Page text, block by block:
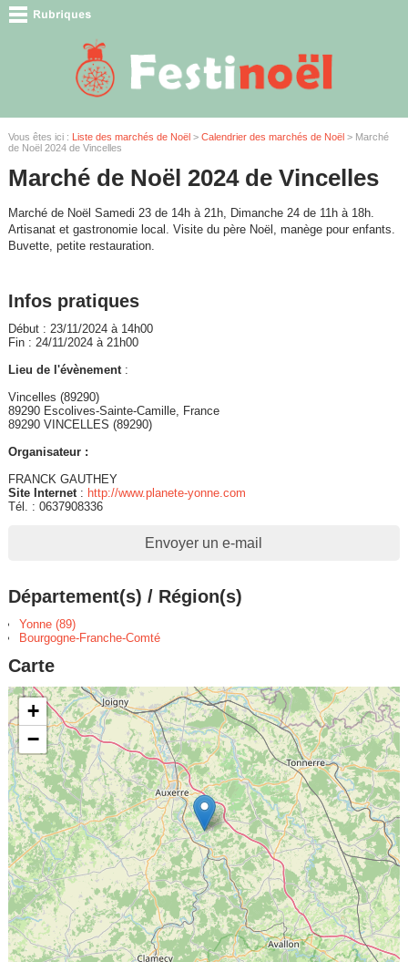
Vous êtes ici : Liste des marchés de Noël> Calendrier des marchés de Noël> Marché
de Noël 2024 de Vincelles
Marché de Noël 2024 de Vincelles
Marché de Noël Samedi 23 de 14h à 21h, Dimanche 24 de 11h à 18h.
Artisanat et gastronomie local. Visite du père Noël, manège pour enfants.
Buvette, petite restauration.
Infos pratiques
Début : 23/11/2024 à 14h00
Fin : 24/11/2024 à 21h00
Lieu de l'évènement:
Vincelles (89290)
89290 Escolives-Sainte-Camille, France
89290 VINCELLES (89290)
Organisateur :
FRANCK GAUTHEY
Site Internet: http://www.planete-yonne.com
Tél. : 0637908336
Envoyer un e-mail
Département(s) / Région(s)
Yonne (89)
Bourgogne-Franche-Comté
Carte
+
−